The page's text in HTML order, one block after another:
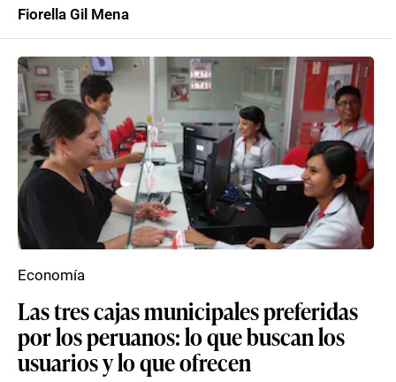
Fiorella Gil Mena
Las tres cajas municipales preferidas
por los peruanos: lo que buscan los
usuarios y lo que ofrecen
Economía